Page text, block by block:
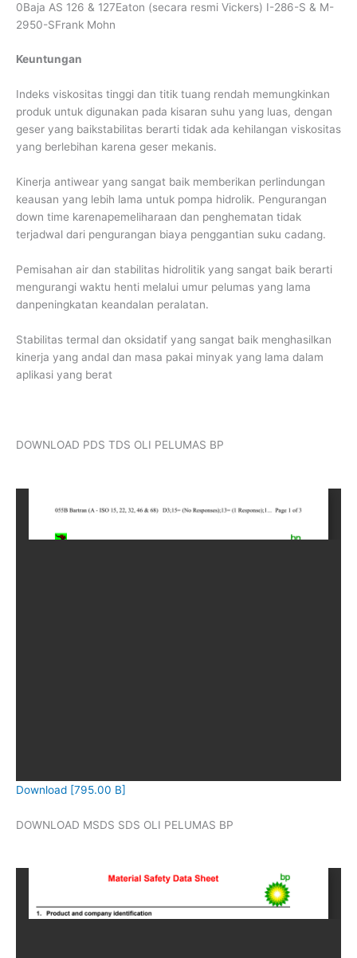
0Baja AS 126 & 127Eaton (secara resmi Vickers) I-286-S & M-
2950-SFrank Mohn
Keuntungan
Indeks viskositas tinggi dan titik tuang rendah memungkinkan
produk untuk digunakan pada kisaran suhu yang luas, dengan
geser yang baikstabilitas berarti tidak ada kehilangan viskositas
yang berlebihan karena geser mekanis.
Kinerja antiwear yang sangat baik memberikan perlindungan
keausan yang lebih lama untuk pompa hidrolik. Pengurangan
down time karenapemeliharaan dan penghematan tidak
terjadwal dari pengurangan biaya penggantian suku cadang.
Pemisahan air dan stabilitas hidrolitik yang sangat baik berarti
mengurangi waktu henti melalui umur pelumas yang lama
danpeningkatan keandalan peralatan.
Stabilitas termal dan oksidatif yang sangat baik menghasilkan
kinerja yang andal dan masa pakai minyak yang lama dalam
aplikasi yang berat
DOWNLOAD PDS TDS OLI PELUMAS BP
Download [795.00 B]
DOWNLOAD MSDS SDS OLI PELUMAS BP